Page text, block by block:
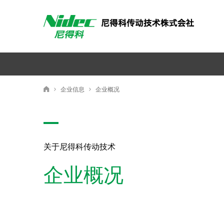
尼得科传动技术株式会社
企业信息 企业概况
关于尼得科传动技术
企业概况